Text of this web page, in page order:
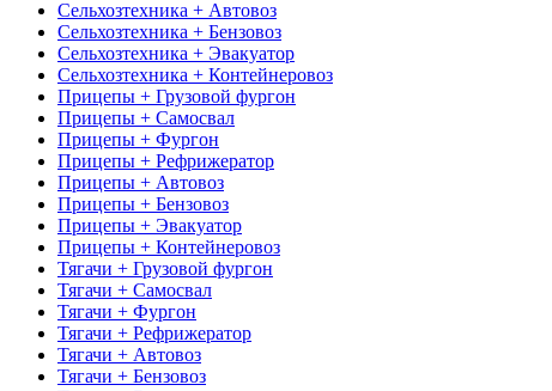
Сельхозтехника + Автовоз
Сельхозтехника + Бензовоз
Сельхозтехника + Эвакуатор
Сельхозтехника + Контейнеровоз
Прицепы + Грузовой фургон
Прицепы + Самосвал
Прицепы + Фургон
Прицепы + Рефрижератор
Прицепы + Автовоз
Прицепы + Бензовоз
Прицепы + Эвакуатор
Прицепы + Контейнеровоз
Тягачи + Грузовой фургон
Тягачи + Самосвал
Тягачи + Фургон
Тягачи + Рефрижератор
Тягачи + Автовоз
Тягачи + Бензовоз